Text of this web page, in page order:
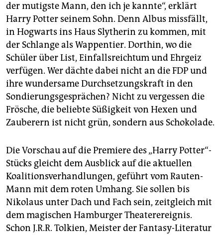
der mutigste Mann, den ich je kannte“, erklärt
Harry Potter seinem Sohn. Denn Albus missfällt,
in Hogwarts ins Haus Slytherin zu kommen, mit
der Schlange als Wappentier. Dorthin, wo die
Schüler über List, Einfallsreichtum und Ehrgeiz
verfügen. Wer dächte dabei nicht an die FDP und
ihre wundersame Durchsetzungskraft in den
Sondierungsgesprächen? Nicht zu vergessen die
Frösche, die beliebte Süßigkeit von Hexen und
Zauberern ist nicht grün, sondern aus Schokolade.
Die Vorschau auf die Premiere des „Harry Potter“-
Stücks gleicht dem Ausblick auf die aktuellen
Koalitionsverhandlungen, geführt vom Rauten-
Mann mit dem roten Umhang. Sie sollen bis
Nikolaus unter Dach und Fach sein, zeitgleich mit
dem magischen Hamburger Theaterereignis.
Schon J.R.R. Tolkien, Meister der Fantasy-Literatur